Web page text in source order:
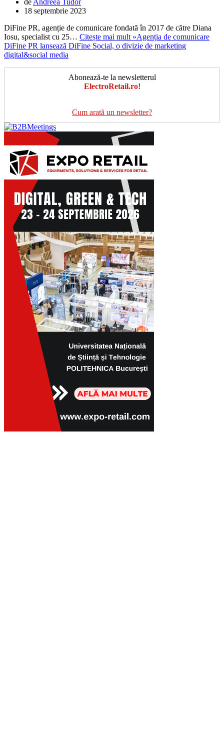
18 septembrie 2023
DiFine PR, agenție de comunicare fondată în 2017 de către Diana
Iosu, specialist cu 25… Citește mai mult »Agenția de comunicare
DiFine PR lansează DiFine Social, o divizie de marketing
digital&social media
Abonează-te la newsletterul
ElectroRetail.ro!
Cum arată un newsletter?